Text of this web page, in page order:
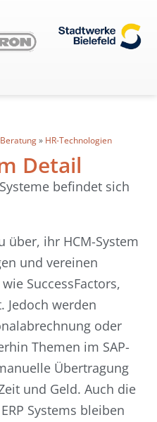
» HR-Technologien
Detail
befindet sich
über, ihr HCM-System
und vereinen
SuccessFactors,
Jedoch werden
oder
Themen im SAP-
Übertragung
und Geld. Auch die
Systems bleiben